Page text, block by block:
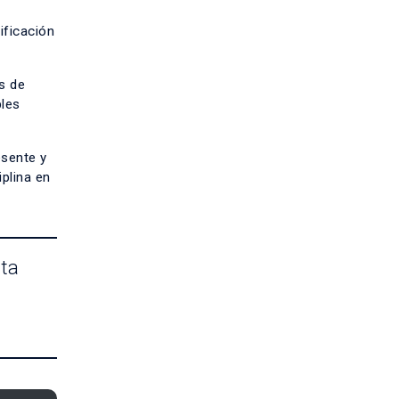
de
y
en